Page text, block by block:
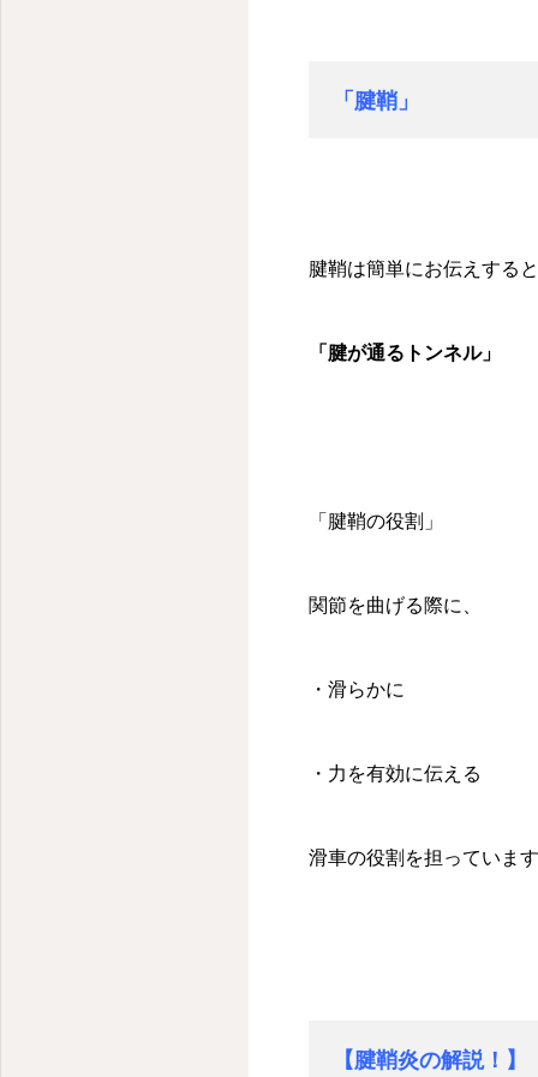
「腱鞘」
腱鞘は簡単にお伝えする
「腱が通るトンネル」
「腱鞘の役割」
関節を曲げる際に、
・滑らかに
・力を有効に伝える
滑車の役割を担っていま
【腱鞘炎の解説！】